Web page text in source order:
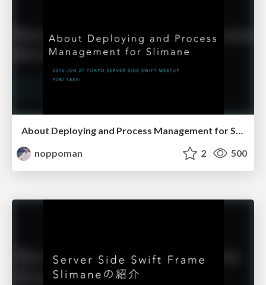
About Deploying and Process Management for Slimane
noppoman
2 500